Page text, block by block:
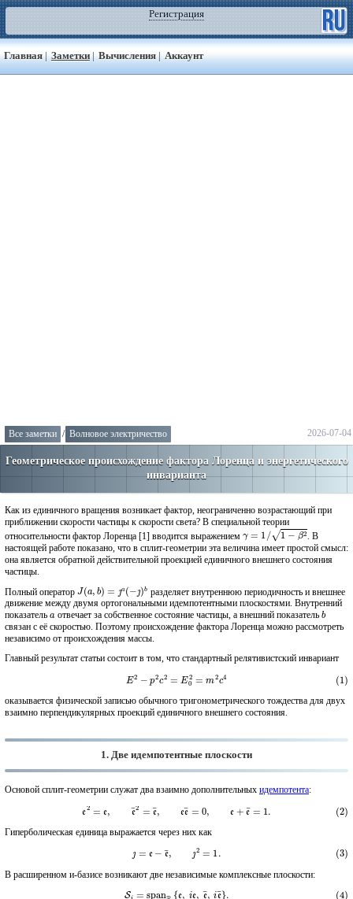
Регистрация
Главная | Заметки | Вычисления | Аккаунт
2026-07-04
Все заметки / Волновое электричество
Геометрическое происхождение фактора Лоренца и энергетического
инварианта
Как из единичного вращения возникает фактор, неограниченно возрастающий при
приближении скорости частицы к скорости света? В специальной теории
относительности фактор Лоренца [1] вводится выражением
1 β 2
. В
настоящей работе показано, что в сплит-геометрии эта величина имеет простой смысл:
она является обратной действительной проекцией единичного внешнего состояния
частицы.
Полный оператор J(a )= )b
разделяет внутреннюю периодичность и внешнее
движение между двумя ортогональными идемпотентными плоскостями. Внутренний
показатель
отвечает за собственное состояние частицы, а внешний показатель b
связан с её скоростью. Поэтому происхождение фактора Лоренца можно рассмотреть
независимо от происхождения массы.
Главный результат статьи состоит в том, что стандартный релятивистский инвариант
(1)
−p 2 E02 c4
оказывается физической записью обычного тригонометрического тождества для двух
взаимно перпендикулярных проекций единичного внешнего состояния.
1. Две идемпотентные плоскости
Основой сплит-геометрии служат два взаимно дополнительных идемпотента:
e2= e¯ e¯ ,e
Гиперболическая единица выражается через них как
=e =1.
В расширенном и-базисе возникают две независимые комплексные плоскости:
(4)
=span {e e, ¯, e¯}